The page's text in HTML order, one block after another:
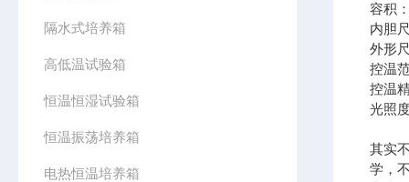
隔水式培养箱
高低温试验箱
恒温恒湿试验箱
恒温振荡培养箱
电热恒温培养箱
容积
内胆
外形
控温
控温
光照
其实
学，